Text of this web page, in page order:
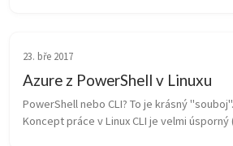
23. bře 2017
Azure z PowerShell v Linuxu
PowerShell nebo CLI? To je krásný
Koncept práce v Linux CLI je velmi